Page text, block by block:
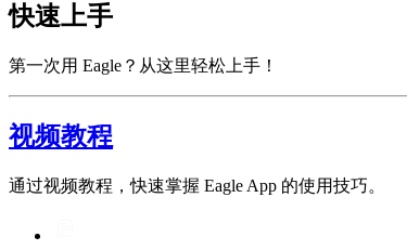
快速上手
第一次用 Eagle？从这里轻松上手！
视频教程
通过视频教程，快速掌握 Eagle App 的使用技巧。